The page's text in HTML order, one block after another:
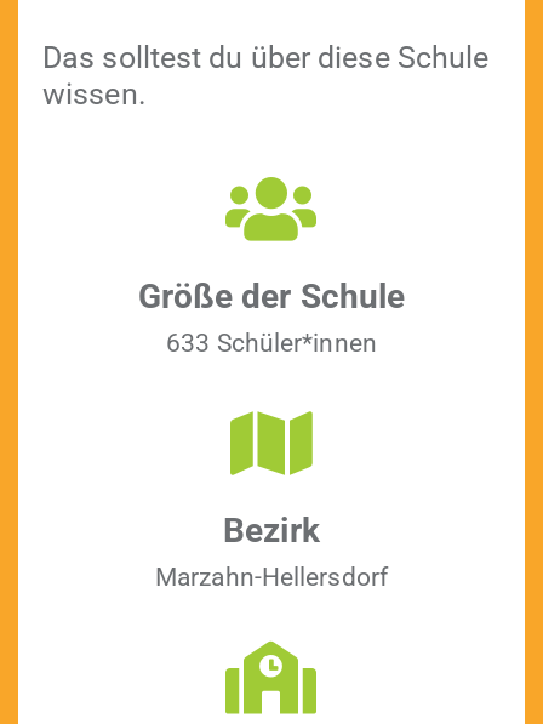
Das soll­test du über diese Schule
wissen.
Größe der Schule
633 Schüler*innen
Bezirk
Marzahn-Hellers­dorf